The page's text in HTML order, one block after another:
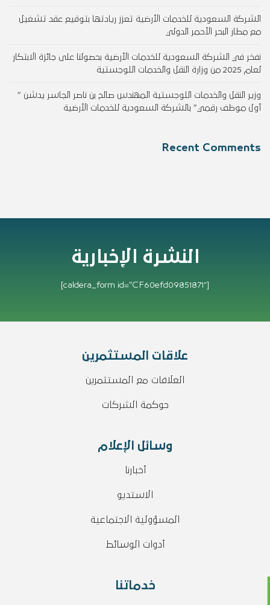
الشركة السعودية للخدمات الأرضية تعزز ريادتها بتوقيع عقد تشغيل
مع مطار البحر الأحمر الدولي
نفخر في الشركة السعودية للخدمات الأرضية بحصولنا على جائزة الابتكار
لعام 2025 من وزارة النقل والخدمات اللوجستية
وزير النقل والخدمات اللوجستية المهندس صالح بن ناصر الجاسر يدشن ”
أول موظف رقمي” بالشركة السعودية للخدمات الأرضية
Recent Comments
النشرة الإخبارية
[caldera_form id=”CF60efd09851871″]
علاقات المستثمرين
العلاقات مع المستثمرين
حوكمة الشركات
وسائل الإعلام
أخبارنا
الاستديو
المسؤولية الاجتماعية
أدوات الوسائط
خدماتنا